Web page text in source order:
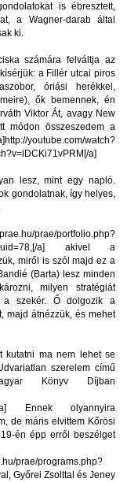
is ébresztett,
a Wagner-darab által
ki.
számára felváltja az
a Fillér utcai piros
óriási herékkel,
ők bemennek, én
Viktor Át, avagy New
módon összeszedem a
watch?
a]
lesz, mint egy napló.
gondolatnak, így helyes,
prae/portfolio.php?
a] akivel a
miről is szól majd ez a
(Barta) lesz minden
milyen stratégiát
a szekér. Ő dolgozik a
majd átnézzük, és mehet
kutatni ma nem lehet se
szerelem című
Könyv Díjban
a] Ennek olyannyira
de máris elvittem Kőrösi
én épp erről beszélget
prae/programs.php?
Győrei Zsolttal és Jeney